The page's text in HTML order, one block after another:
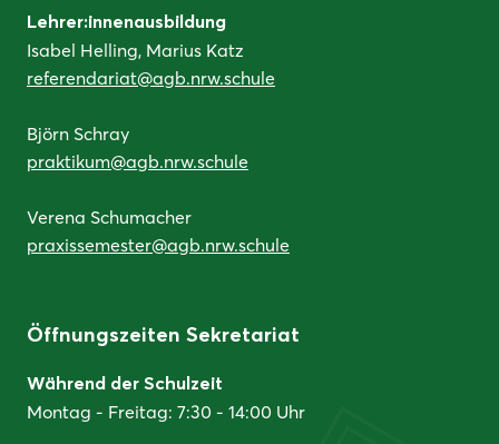
Lehrer:innenausbildung
Isabel Helling, Marius Katz
referendariat@agb.nrw.schule
Björn Schray
praktikum@agb.nrw.schule
Verena Schumacher
praxissemester@agb.nrw.schule
Öffnungszeiten Sekretariat
Während der Schulzeit
Montag - Freitag: 7:30 - 14:00 Uhr